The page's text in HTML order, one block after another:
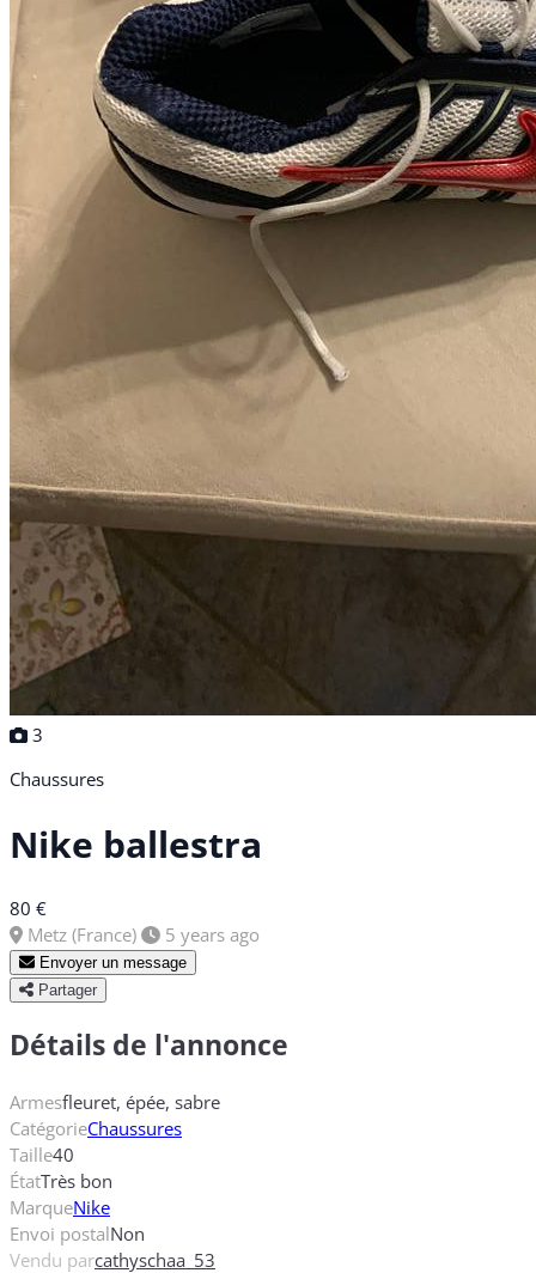
3
Chaussures
Nike ballestra
80 €
Metz (France)
5 years ago
Envoyer un message
Partager
Détails de l'annonce
Armesfleuret, épée, sabre
CatégorieChaussures
Taille40
ÉtatTrès bon
MarqueNike
Envoi postalNon
Vendu parcathyschaa_53